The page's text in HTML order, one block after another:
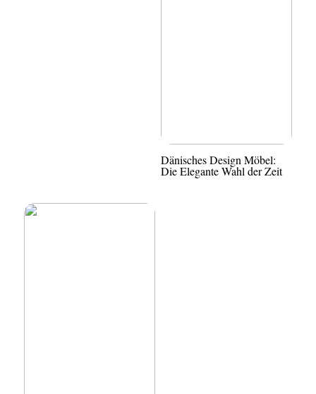
Dänisches Design Möbel:
Die Elegante Wahl der Zeit